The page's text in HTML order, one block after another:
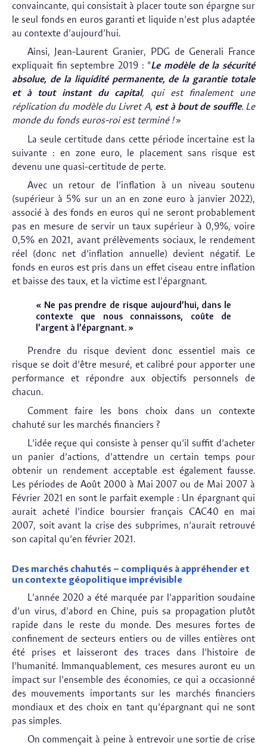
convaincante, qui consistait à placer toute son épargne sur
le seul fonds en euros garanti et liquide n’est plus adaptée
au contexte d’aujourd’hui.
Ainsi, Jean-Laurent Granier, PDG de Generali France
expliquait fin septembre 2019 : ”Le modèle de la sécurité
absolue, de la liquidité permanente, de la garantie totale
et à tout instant du capital, qui est finalement une
réplication du modèle du Livret A, est à bout de souffle. Le
monde du fonds euros-roi est terminé !»
La seule certitude dans cette période incertaine est la
suivante : en zone euro, le placement sans risque est
devenu une quasi-certitude de perte.
Avec un retour de l’inflation à un niveau soutenu
(supérieur à 5% sur un an en zone euro à janvier 2022),
associé à des fonds en euros qui ne seront probablement
pas en mesure de servir un taux supérieur à 0,9%, voire
0,5% en 2021, avant prélèvements sociaux, le rendement
réel (donc net d’inflation annuelle) devient négatif. Le
fonds en euros est pris dans un effet ciseau entre inflation
et baisse des taux, et la victime est l’épargnant.
« Ne pas prendre de risque aujourd’hui, dans le
contexte que nous connaissons, coûte de
l’argent à l’épargnant. »
Prendre du risque devient donc essentiel mais ce
risque se doit d’être mesuré, et calibré pour apporter une
performance et répondre aux objectifs personnels de
chacun.
Comment faire les bons choix dans un contexte
chahuté sur les marchés financiers ?
L’idée reçue qui consiste à penser qu’il suffit d’acheter
un panier d’actions, d’attendre un certain temps pour
obtenir un rendement acceptable est également fausse.
Les périodes de Août 2000 à Mai 2007 ou de Mai 2007 à
Février 2021 en sont le parfait exemple : Un épargnant qui
aurait acheté l’indice boursier français CAC40 en mai
2007, soit avant la crise des subprimes, n’aurait retrouvé
son capital qu’en février 2021.
Des marchés chahutés – compliqués à appréhender et
un contexte géopolitique imprévisible
L’année 2020 a été marquée par l’apparition soudaine
d’un virus, d’abord en Chine, puis sa propagation plutôt
rapide dans le reste du monde. Des mesures fortes de
confinement de secteurs entiers ou de villes entières ont
été prises et laisseront des traces dans l’histoire de
l’humanité. Immanquablement, ces mesures auront eu un
impact sur l’ensemble des économies, ce qui a occasionné
des mouvements importants sur les marchés financiers
mondiaux et des choix en tant qu’épargnant qui ne sont
pas simples.
On commençait à peine à entrevoir une sortie de crise